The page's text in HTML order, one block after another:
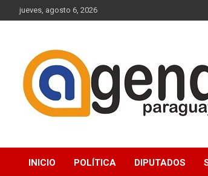
Saltar
al
jueves, agosto 6, 2026
Agenda Paraguay
INICIO POLÍTICA DIPUTADOS